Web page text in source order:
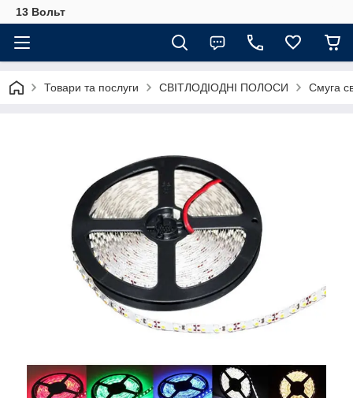
13 Вольт
Товари та послуги СВІТЛОДІОДНІ ПОЛОСИ Смуга